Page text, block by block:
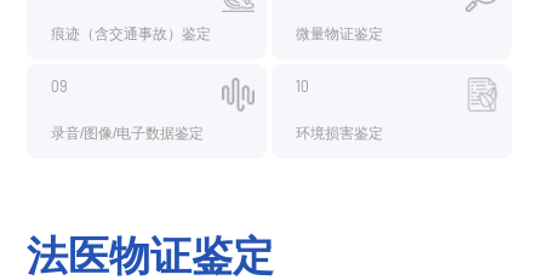
痕迹（含交通事故）鉴定 微量物证鉴定
09
录音/图像/电子数据鉴定
10
环境损害鉴定
法医物证鉴定